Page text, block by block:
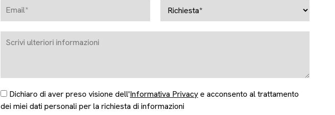
Dichiaro di aver preso visione dell'Informativa Privacye acconsento al trattamento
dei miei dati personali per la richiesta di informazioni